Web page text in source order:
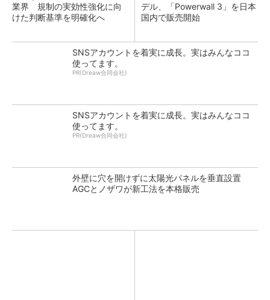
業界 規制の実効性強化に向
けた判断基準を明確化へ
デル、「Powerwall 3」を日本
国内で販売開始
SNSアカウントを着実に成長。実はみんなココ
使ってます。
PR(Dreaw合同会社)
SNSアカウントを着実に成長。実はみんなココ
使ってます。
PR(Dreaw合同会社)
外壁に穴を開けずに太陽光パネルを垂直設置
AGCとノザワが新工法を本格販売